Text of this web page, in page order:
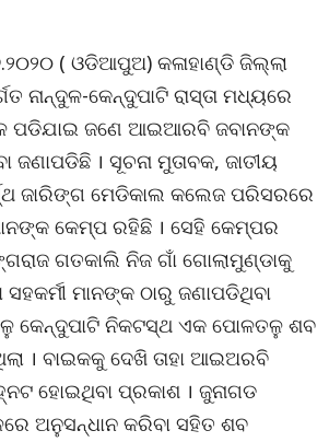
( ଓଡିଆପୁଅ) କଳାହାଣ୍ଡି ଜିଲ୍ଲା
ନାନ୍ଦୁଳ-କେନ୍ଦୁପାଟି ରାସ୍ତା ମଧ୍ୟରେ
ପଡିଯାଇ ଜଣେ ଆଇଆରବି ଜବାନଙ୍କ
। ସୂଚନା ମୁତାବକ, ଜାତୀୟ
ଜାରିଙ୍ଗ ମେଡିକାଲ କଲେଜ ପରିସରରେ
କେମ୍ପ ରହିଛି । ସେହି କେମ୍ପର
ଗତକାଲି ନିଜ ଗାଁ ଗୋଲାମୁଣ୍ଡାକୁ
ମାନଙ୍କ ଠାରୁ ଜଣାପଡିଥିବା
କେନ୍ଦୁପାଟି ନିକଟସ୍ଥ ଏକ ପୋଳତଳୁ ଶବ
। ବାଇକକୁ ଦେଖି ତାହା ଆଇଅରବି
ହୋଇଥିବା ପ୍ରକାଶ । ଜୁନାଗଡ
ଅନୁସନ୍ଧାନ କରିବା ସହିତ ଶବ